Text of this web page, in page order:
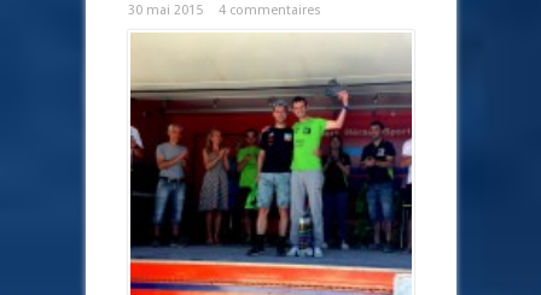
30 mai 2015 4 commentaires